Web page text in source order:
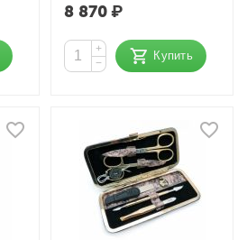
8 870₽
+
−
Купить